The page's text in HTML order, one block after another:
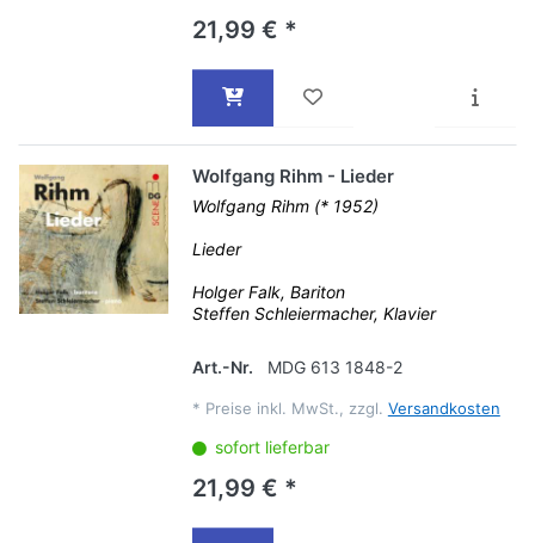
21,99 € *
Wolfgang Rihm - Lieder
Wolfgang Rihm (* 1952)
Lieder
Holger Falk, Bariton
Steffen Schleiermacher, Klavier
Art.-Nr. MDG 613 1848-2
* Preise inkl. MwSt., zzgl. Versandkosten
sofort lieferbar
21,99 € *